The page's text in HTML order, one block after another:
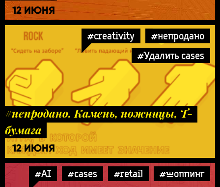
12 ИЮНЯ
#creativity
#непродано
#Удалить cases
#непродано. Камень, ножницы, Т-
бумага
12 ИЮНЯ
#AI #cases #retail #шоппинг